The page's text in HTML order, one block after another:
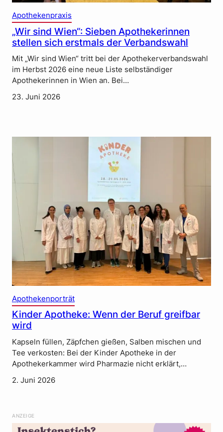
Apothekenpraxis
„Wir sind Wien“: Sieben Apothekerinnen
stellen sich erstmals der Verbandswahl
Mit „Wir sind Wien“ tritt bei der Apothekerverbandswahl
im Herbst 2026 eine neue Liste selbständiger
Apothekerinnen in Wien an. Bei…
23. Juni 2026
Apothekenporträt
Kinder Apotheke: Wenn der Beruf greifbar
wird
Kapseln füllen, Zäpfchen gießen, Salben mischen und
Tee verkosten: Bei der Kinder Apotheke in der
Apothekerkammer wird Pharmazie nicht erklärt,…
2. Juni 2026
ANZEIGE